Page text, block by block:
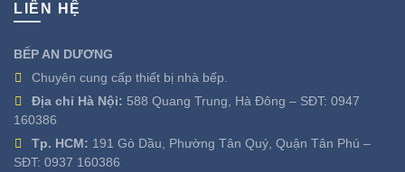
LIÊN HỆ
BẾP AN DƯƠNG
Chuyên cung cấp thiết bị nhà bếp.
Địa chỉ Hà Nội: 588 Quang Trung, Hà Đông – SĐT: 0947
160386
Tp. HCM: 191 Gò Dầu, Phường Tân Quý, Quận Tân Phú –
SĐT: 0937 160386